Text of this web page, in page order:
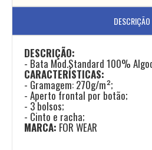
DESCRIÇÃO
DESCRIÇÃO:
- Bata Mod.Standard 100%
CARACTERÍSTICAS:
- Gramagem: 270g/m²;
- Aperto frontal por botão;
- 3 bolsos;
- Cinto e racha;
MARCA: FOR WEAR